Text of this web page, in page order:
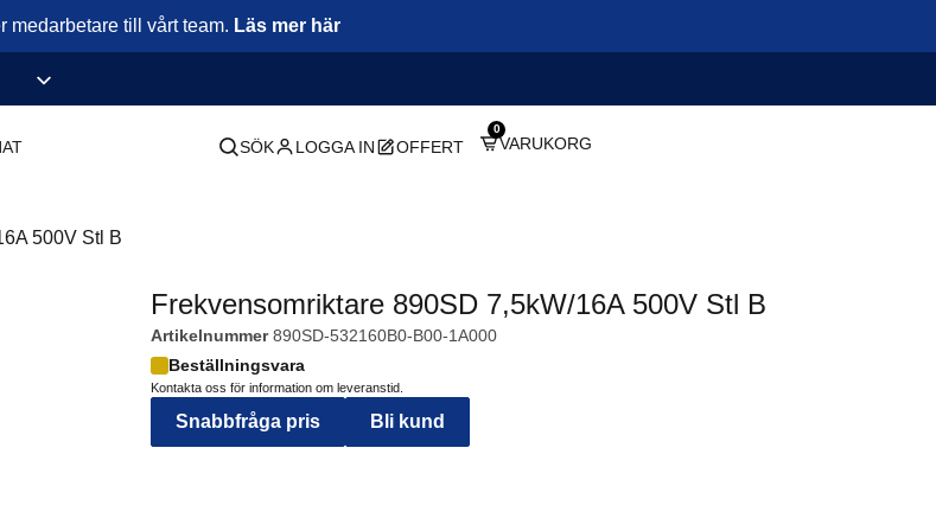
medarbetare till vårt team. Läs mer här
SÖK LOGGA IN OFFERT VARUKORG
0
500V Stl B
Frekvensomriktare 890SD 7,5kW/16A 500V Stl B
Artikelnummer890SD-532160B0-B00-1A000
Beställningsvara
Kontakta oss för information om leveranstid.
Snabbfråga pris Bli kund